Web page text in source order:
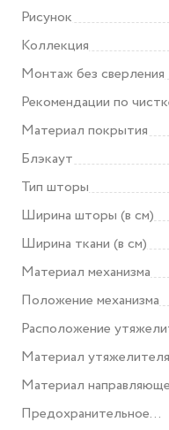
Рисунок
Коллекция
Монтаж без сверления
Рекомендации по
Материал покрытия
Блэкаут
Тип шторы
Ширина шторы (в см)
Ширина ткани (в см)
Материал механизма
Положение механизма
Расположение
Материал утяжелителя
Материал
Предохранительное